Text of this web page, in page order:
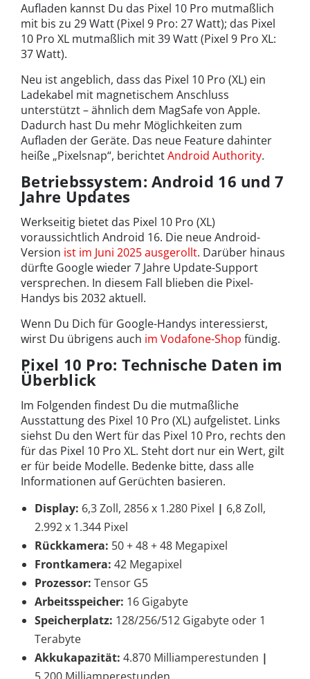
Aufladen kannst Du das Pixel 10 Pro mutmaßlich
mit bis zu 29 Watt (Pixel 9 Pro: 27 Watt); das Pixel
10 Pro XL mutmaßlich mit 39 Watt (Pixel 9 Pro XL:
37 Watt).
Neu ist angeblich, dass das Pixel 10 Pro (XL) ein
Ladekabel mit magnetischem Anschluss
unterstützt – ähnlich dem MagSafe von Apple.
Dadurch hast Du mehr Möglichkeiten zum
Aufladen der Geräte. Das neue Feature dahinter
heiße „Pixelsnap“, berichtetAndroid Authority.
Betriebssystem: Android 16 und 7
Jahre Updates
Werkseitig bietet das Pixel 10 Pro (XL)
voraussichtlich Android 16. Die neue Android-
Version ist im Juni 2025 ausgerollt. Darüber hinaus
dürfte Google wieder 7 Jahre Update-Support
versprechen. In diesem Fall blieben die Pixel-
Handys bis 2032 aktuell.
Wenn Du Dich für Google-Handys interessierst,
wirst Du übrigens auch im Vodafone-Shop fündig.
Pixel 10 Pro: Technische Daten im
Überblick
Im Folgenden findest Du die mutmaßliche
Ausstattung des Pixel 10 Pro (XL) aufgelistet. Links
siehst Du den Wert für das Pixel 10 Pro, rechts den
für das Pixel 10 Pro XL. Steht dort nur ein Wert, gilt
er für beide Modelle. Bedenke bitte, dass alle
Informationen auf Gerüchten basieren.
Display: 6,3 Zoll, 2856 x 1.280 Pixel | 6,8 Zoll,
2.992 x 1.344 Pixel
Rückkamera: 50 + 48 + 48 Megapixel
Frontkamera: 42 Megapixel
Prozessor: Tensor G5
Arbeitsspeicher: 16 Gigabyte
Speicherplatz: 128/256/512 Gigabyte oder 1
Terabyte
Akkukapazität: 4.870 Milliamperestunden |